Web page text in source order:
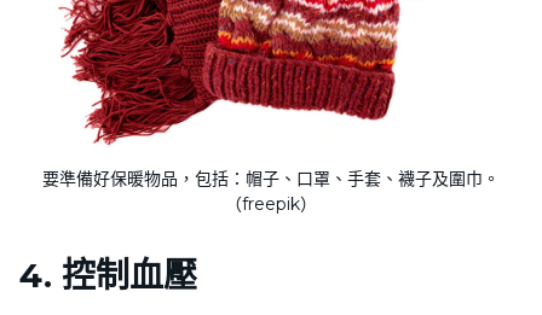
要準備好保暖物品，包括：帽子、口罩、手套、襪子及圍巾。
（freepik）
4. 控制血壓